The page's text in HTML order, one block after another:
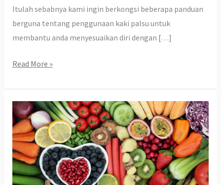
Itulah sebabnya kami ingin berkongsi beberapa panduan
berguna tentang penggunaan kaki palsu untuk
membantu anda menyesuaikan diri dengan […]
Read More »
14
Makanan
Unggul
yang
Membantu
Penyembuhan